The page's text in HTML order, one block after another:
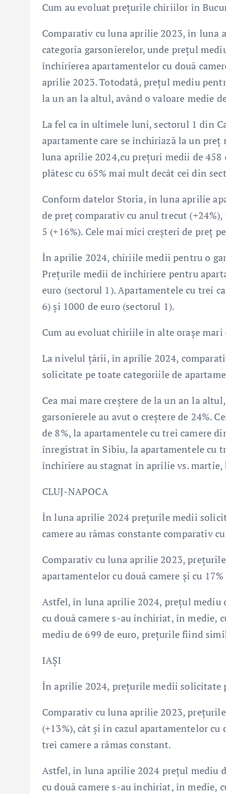
Cum au evoluat prețurile chiriilor în
Comparativ cu luna aprilie 2023, în luna
categoria garsonierelor, unde prețul
închirierea apartamentelor cu două
aprilie 2023. Totodată, prețul mediu
la un an la altul, având o valoare medie
La fel ca în ultimele luni, sectorul 1 din
apartamente care se închiriază la un
luna aprilie 2024,cu prețuri medii de 458
plătesc cu 65% mai mult decât cei din
Conform datelor Storia, în luna aprilie
de preț comparativ cu anul trecut
5 (+16%). Cele mai mici creșteri de preț
În aprilie 2024, chiriile medii pentru o
Prețurile medii de închiriere pentru
euro (sectorul 1). Apartamentele cu trei
6) și 1000 de euro (sectorul 1).
Cum au evoluat chiriile în alte orașe
La nivelul țării, în aprilie 2024,
solicitate pe toate categoriile de
Cea mai mare creștere de la un an la
garsonierele au avut o creștere de 24%.
de 8%, la apartamentele cu trei camere
înregistrat în Sibiu, la apartamentele cu
închiriere au stagnat în aprilie vs.
CLUJ-NAPOCA
În luna aprilie 2024 prețurile medii
camere au rămas constante comparativ
Comparativ cu luna aprilie 2023,
apartamentelor cu două camere și cu
Astfel, în luna aprilie 2024, prețul mediu
cu două camere s-au închiriat, în medie,
mediu de 699 de euro, prețurile fiind
IAȘI
În aprilie 2024, prețurile medii solicitate
Comparativ cu luna aprilie 2023,
(+13%), cât și în cazul apartamentelor
trei camere a rămas constant.
Astfel, în luna aprilie 2024 prețul mediu
cu două camere s-au închiriat, în medie,